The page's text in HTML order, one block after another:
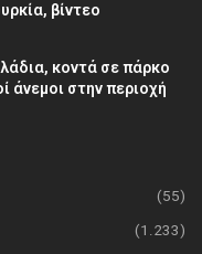
βίντεο
κοντά σε πάρκο
άνεμοι στην περιοχή
(55)
(1.233)